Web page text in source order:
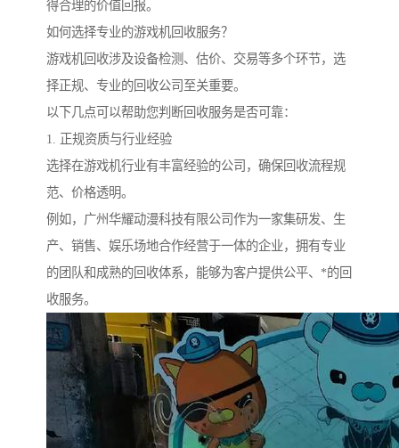
得合理的价值回报。
如何选择专业的游戏机回收服务？
游戏机回收涉及设备检测、估价、交易等多个环节，选
择正规、专业的回收公司至关重要。
以下几点可以帮助您判断回收服务是否可靠：
1. 正规资质与行业经验
选择在游戏机行业有丰富经验的公司，确保回收流程规
范、价格透明。
例如，广州华耀动漫科技有限公司作为一家集研发、生
产、销售、娱乐场地合作经营于一体的企业，拥有专业
的团队和成熟的回收体系，能够为客户提供公平、*的回
收服务。